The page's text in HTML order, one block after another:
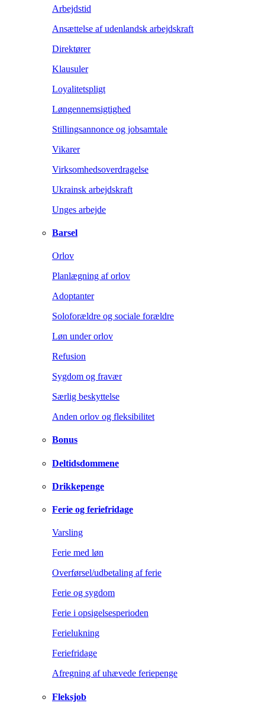
Arbejdstid
Ansættelse af udenlandsk arbejdskraft
Direktører
Klausuler
Loyalitetspligt
Løngennemsigtighed
Stillingsannonce og jobsamtale
Vikarer
Virksomhedsoverdragelse
Ukrainsk arbejdskraft
Unges arbejde
Barsel
Orlov
Planlægning af orlov
Adoptanter
Soloforældre og sociale forældre
Løn under orlov
Refusion
Sygdom og fravær
Særlig beskyttelse
Anden orlov og fleksibilitet
Bonus
Deltidsdommene
Drikkepenge
Ferie og feriefridage
Varsling
Ferie med løn
Overførsel/udbetaling af ferie
Ferie og sygdom
Ferie i opsigelsesperioden
Ferielukning
Feriefridage
Afregning af uhævede feriepenge
Fleksjob